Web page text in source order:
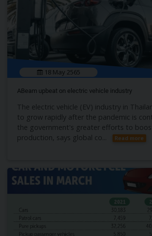
18 May 2565
ABeam upbeat on electric vehicle industry
The electric vehicle (EV) industry in
to grow rapidly after the pandemic is
the government's greater efforts to
production, says global co...
Read more